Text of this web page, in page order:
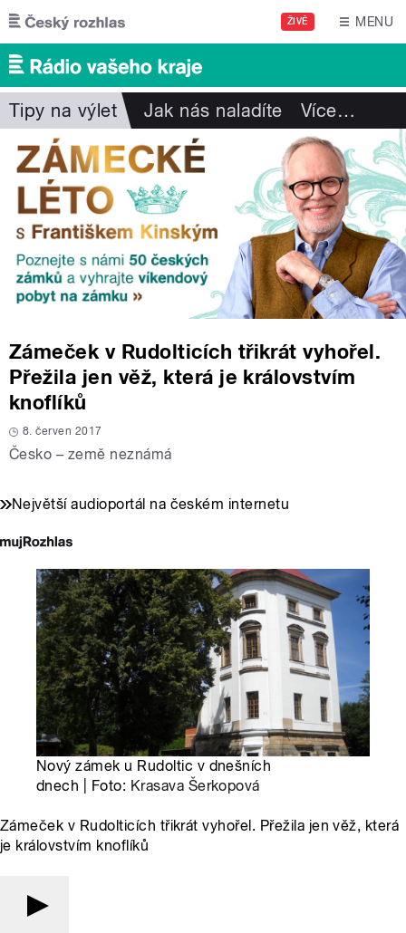
Přejít k hlavnímu obsahu
ŽIVĚ MENU
Tipy na výlet Jak nás naladíte Více…
Zámeček v Rudolticích třikrát vyhořel.
Přežila jen věž, která je královstvím
knoflíků
8. červen 2017
Česko – země neznámá
Největší audioportál na českém internetu
Nový zámek u Rudoltic v dnešních
dnech | Foto: Krasava Šerkopová
Zámeček v Rudolticích třikrát vyhořel. Přežila jen věž, která
je královstvím knoflíků